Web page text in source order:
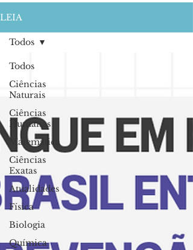
LEIA
Todos
Ciências
Naturais
Ciências
Humanas
Matemática
Ciências
Exatas
Atualidades
Física
Biologia
Química
Todos